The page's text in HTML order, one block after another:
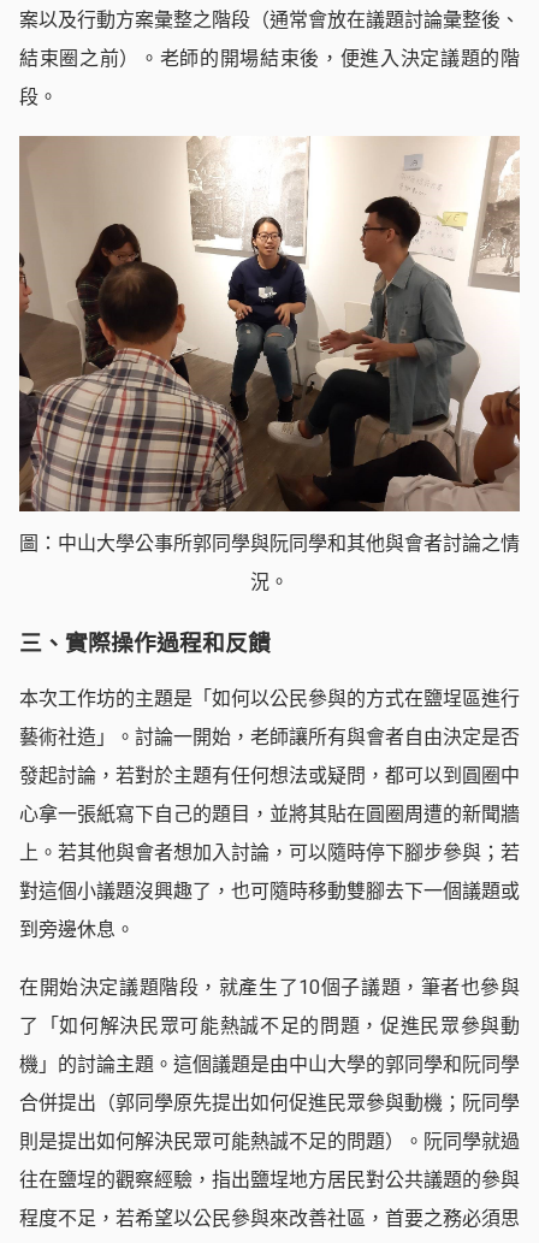
案以及行動方案彙整之階段（通常會放在議題討論彙整後、
結束圈之前）。老師的開場結束後，便進入決定議題的階
段。
圖：中山大學公事所郭同學與阮同學和其他與會者討論之情
況。
三、實際操作過程和反饋
本次工作坊的主題是「如何以公民參與的方式在鹽埕區進行
藝術社造」。討論一開始，老師讓所有與會者自由決定是否
發起討論，若對於主題有任何想法或疑問，都可以到圓圈中
心拿一張紙寫下自己的題目，並將其貼在圓圈周遭的新聞牆
上。若其他與會者想加入討論，可以隨時停下腳步參與；若
對這個小議題沒興趣了，也可隨時移動雙腳去下一個議題或
到旁邊休息。
在開始決定議題階段，就產生了10個子議題，筆者也參與
了「如何解決民眾可能熱誠不足的問題，促進民眾參與動
機」的討論主題。這個議題是由中山大學的郭同學和阮同學
合併提出（郭同學原先提出如何促進民眾參與動機；阮同學
則是提出如何解決民眾可能熱誠不足的問題）。阮同學就過
往在鹽埕的觀察經驗，指出鹽埕地方居民對公共議題的參與
程度不足，若希望以公民參與來改善社區，首要之務必須思